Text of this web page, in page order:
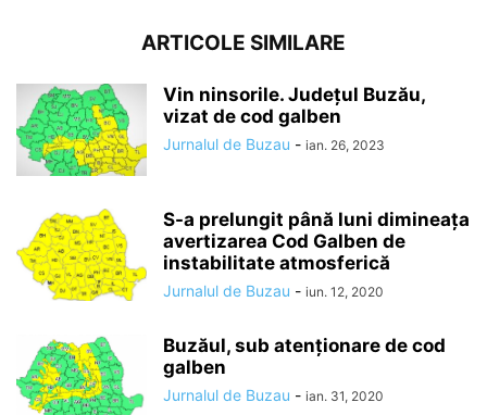
ARTICOLE SIMILARE
Vin ninsorile. Județul Buzău,
vizat de cod galben
Jurnalul de Buzau - ian. 26, 2023
S-a prelungit până luni dimineaţa
avertizarea Cod Galben de
instabilitate atmosferică
Jurnalul de Buzau - iun. 12, 2020
Buzăul, sub atenționare de cod
galben
Jurnalul de Buzau - ian. 31, 2020